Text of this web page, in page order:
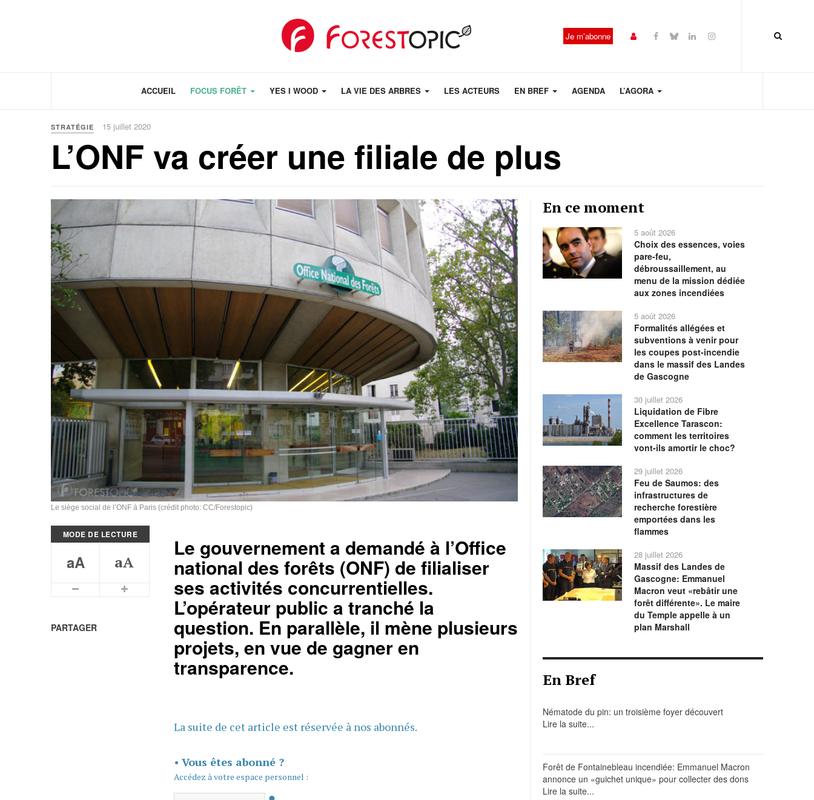
Je m’abonne
ACCUEIL FOCUS FORÊT YES I WOOD LA VIE DES ARBRES LES ACTEURS EN BREF AGENDA L’AGORA
STRATÉGIE 15 juillet 2020
L’ONF va créer une filiale de plus
Le siège social de l’ONF à Paris (crédit photo: CC/Forestopic)
MODE DE LECTURE
aA aA
Plus petits caractèresPlus grands caractères
PARTAGER
Le gouvernement a demandé à l’Office
national des forêts (ONF) de filialiser
ses activités concurrentielles.
L’opérateur public a tranché la
question. En parallèle, il mène plusieurs
projets, en vue de gagner en
transparence.
La suite de cet article est réservée à nos abonnés.
• Vous êtes abonné ?
Accédez à votre espace personnel :
En ce moment
5 août 2026
Choix des essences, voies
pare-feu,
débroussaillement, au
menu de la mission dédiée
aux zones incendiées
5 août 2026
Formalités allégées et
subventions à venir pour
les coupes post-incendie
dans le massif des Landes
de Gascogne
30 juillet 2026
Liquidation de Fibre
Excellence Tarascon:
comment les territoires
vont-ils amortir le choc?
29 juillet 2026
Feu de Saumos: des
infrastructures de
recherche forestière
emportées dans les
flammes
28 juillet 2026
Massif des Landes de
Gascogne: Emmanuel
Macron veut «rebâtir une
forêt différente». Le maire
du Temple appelle à un
plan Marshall
En Bref
Nématode du pin: un troisième foyer découvert
Lire la suite...
Forêt de Fontainebleau incendiée: Emmanuel Macron
annonce un «guichet unique» pour collecter des dons
Lire la suite...
précédenteprécédent